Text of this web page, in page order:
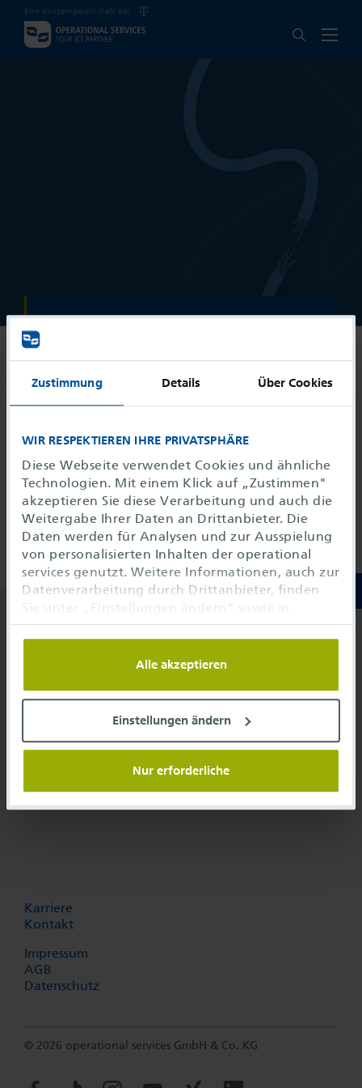
Zustimmung Details Über Cookies
WIR RESPEKTIEREN IHRE PRIVATSPHÄRE
Diese Webseite verwendet Cookies und ähnliche
Technologien. Mit einem Klick auf „Zustimmen"
akzeptieren Sie diese Verarbeitung und auch die
Weitergabe Ihrer Daten an Drittanbieter. Die
Daten werden für Analysen und zur Ausspielung
von personalisierten Inhalten der operational
services genutzt. Weitere Informationen, auch zur
Datenverarbeitung durch Drittanbieter, finden
Sie unter „Einstellungen ändern“ sowie in
unserenDatenschutzhinweisen. Sie können die
Verwendung auf notwendige Cookies
einschränken oder hier anpassen.
Alle akzeptieren
Einstellungen ändern
Nur erforderliche
Eine Konzerngesellschaft der
404
interrupt
Hoppla, diese Seite wurde nicht gefunden.
Managed ICT Services
Digital Solutions
Unser Telefonservice
+49 69 689702-710
info@o-s.de
operational services GmbH & Co. KG
Frankfurt Airport Center
60549 Frankfurt am Main
Karriere
Kontakt
Impressum
AGB
Datenschutz
© 2026 operational services GmbH & Co. KG